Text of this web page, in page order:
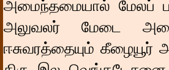
அமைந்தமையால் மேலப்
அலுவலர் மேடை
ஈசுவரத்தையும் கீழையூர்